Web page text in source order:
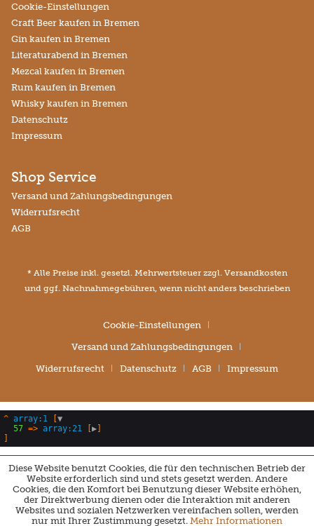
Cookie-Einstellungen
Craft Beer kaufen in Bremen
Gin kaufen in Bremen
Literaturabend in Bremen
Mezcal kaufen in Bremen
Rum kaufen in Bremen
Whisky kaufen in Bremen
Datenschutz
Impressum
Shop Service
Versand und Zahlungsbedingungen
Widerrufsrecht
AGB
* Alle Preise inkl. gesetzl. Mehrwertsteuer zzgl. Versandkosten
und ggf. Nachnahmegebühren, wenn nicht anders beschrieben
Cookie-Einstellungen
Versand und Zahlungsbedingungen
Widerrufsrecht Datenschutz AGB Impressum
Diese Website benutzt Cookies, die für den technischen Betrieb der
Website erforderlich sind und stets gesetzt werden. Andere
Cookies, die den Komfort bei Benutzung dieser Website erhöhen,
der Direktwerbung dienen oder die Interaktion mit anderen
Websites und sozialen Netzwerken vereinfachen sollen, werden
nur mit Ihrer Zustimmung gesetzt. Mehr Informationen
^ array:1 [▼
57 => array:21 [▶